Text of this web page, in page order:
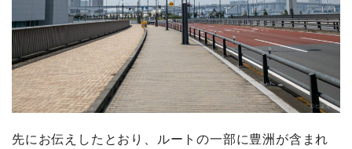
先にお伝えしたとおり、ルートの一部に豊洲が含まれ